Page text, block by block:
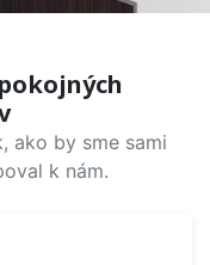
ako by sme sami
k nám.